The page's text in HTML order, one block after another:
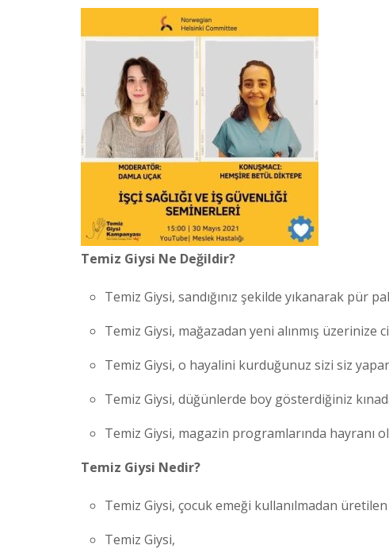
Temiz Giysi Ne Değildir?
Temiz Giysi, sandığınız şekilde yıkanarak pür
Temiz Giysi, mağazadan yeni alınmış
Temiz Giysi, o hayalini kurduğunuz sizi siz
Temiz Giysi, düğünlerde boy gösterdiğiniz
Temiz Giysi, magazin programlarında hayranı
Temiz Giysi Nedir?
Temiz Giysi, çocuk emeği kullanılmadan
Temiz Giysi,